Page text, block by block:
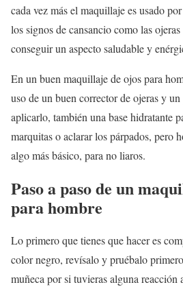
cada vez más el maquillaje es usado
los signos de cansancio como las
conseguir un aspecto saludable y
En un buen maquillaje de ojos para
uso de un buen corrector de ojeras y
aplicarlo, también una base hidratante
marquitas o aclarar los párpados, pero
algo más básico, para no liaros.
Paso a paso de un
para hombre
Lo primero que tienes que hacer es
color negro, revísalo y pruébalo
muñeca por si tuvieras alguna reacción